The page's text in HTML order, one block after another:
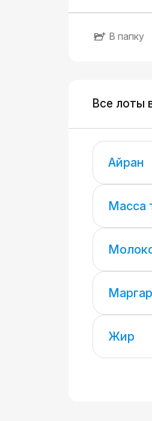
В папку
Все лоты
Айран
Масса
Жир